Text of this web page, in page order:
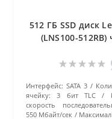
512 ГБ SSD диск
(LNS100-
Интерфейс: SATA 3
ячейку:
3 бит TLC
скорость
550 Мбайт/сек